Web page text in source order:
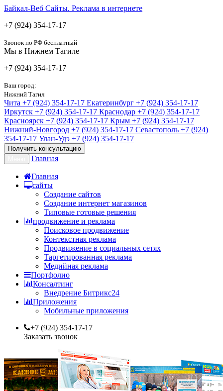
Байкал-Веб Сайты. Реклама в интернете
+7 (924) 354-17-17
Звонок по РФ бесплатный
Мы в Нижнем Тагиле
+7 (924) 354-17-17
Ваш город:
Нижний Тагил
Чита +7 (924) 354-17-17 Екатеринбург +7 (924) 354-17-17
Иркутск +7 (924) 354-17-17 Краснодар +7 (924) 354-17-17
Красноярск +7 (924) 354-17-17 Крым +7 (924) 354-17-17
Нижний-Новгород +7 (924) 354-17-17 Севастополь +7 (924)
354-17-17 Улан-Удэ +7 (924) 354-17-17
Получить консультацию
Главная
Главная
сайты
Создание сайтов
Создание интернет магазинов
Типовые готовые решения
продвижение и реклама
Поисковое продвижение
Контекстная реклама
Продвижение в социальных сетях
Таргетированная реклама
Медийная реклама
Портфолио
Консалтинг
Внедрение Битрикс24
Приложения
Мобильные приложения
+7 (924) 354-17-17
Заказать звонок